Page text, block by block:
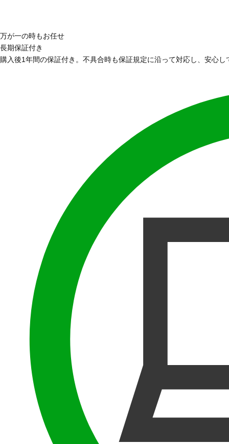
万が一の時もお任せ
長期保証付き
購入後1年間の保証付き。不具合時も保証規定に沿って対応し、安心